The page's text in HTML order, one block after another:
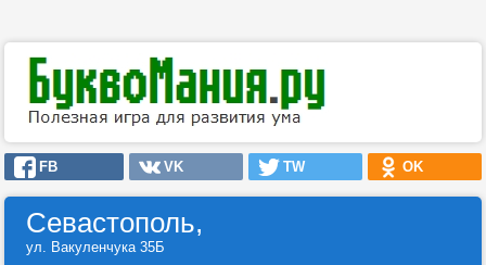
FB VK TW OK
Севастополь,
ул. Вакуленчука 35Б